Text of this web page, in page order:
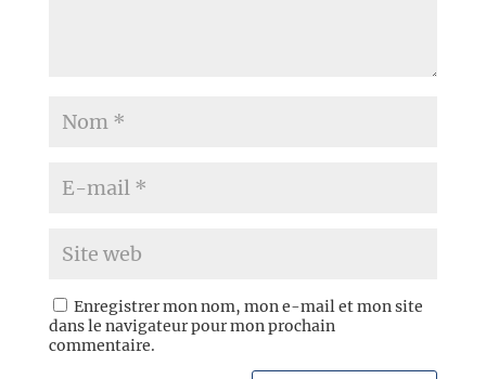
Enregistrer mon nom, mon e-mail et mon site
dans le navigateur pour mon prochain
commentaire.